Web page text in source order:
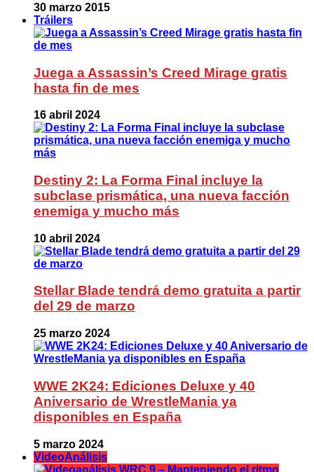
30 marzo 2015
Tráilers
Juega a Assassin’s Creed Mirage gratis
hasta fin de mes
16 abril 2024
Destiny 2: La Forma Final incluye la
subclase prismática, una nueva facción
enemiga y mucho más
10 abril 2024
Stellar Blade tendrá demo gratuita a partir
del 29 de marzo
25 marzo 2024
WWE 2K24: Ediciones Deluxe y 40
Aniversario de WrestleMania ya
disponibles en España
5 marzo 2024
VideoAnálisis